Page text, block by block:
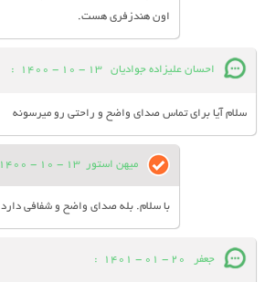
اون هندزفری هست.
احسان عليزاده جوادیان 13 - 10 - 1400
:
سلام آیا برای تماس صدای واضح و راحتی رو میرسونه
میهن استور 13 - 10 - 1400
با سلام. بله صدای واضح و شفافی دارد
جعفر 20 - 01 - 1401
: